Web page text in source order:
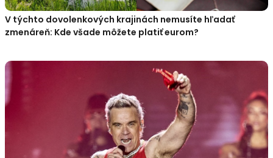
V týchto dovolenkových krajinách nemusíte hľadať
zmenáreň: Kde všade môžete platiť eurom?